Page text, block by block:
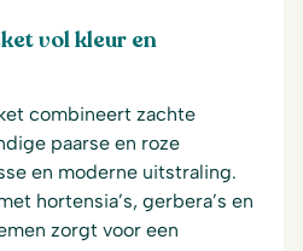
vol kleur en
combineert zachte
paarse en roze
en moderne uitstraling.
hortensia’s, gerbera’s en
zorgt voor een